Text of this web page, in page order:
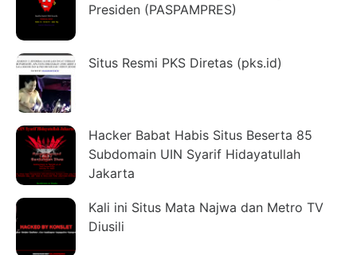
Presiden (PASPAMPRES)
Situs Resmi PKS Diretas (pks.id)
Hacker Babat Habis Situs Beserta 85
Subdomain UIN Syarif Hidayatullah
Jakarta
Kali ini Situs Mata Najwa dan Metro TV
Diusili